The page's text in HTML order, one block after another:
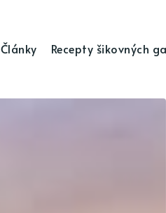
Články Recepty šikovných